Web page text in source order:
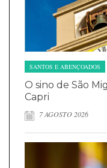
SANTOS E ABENÇOADOS
O sino de São
Capri
7 AGOSTO 2026